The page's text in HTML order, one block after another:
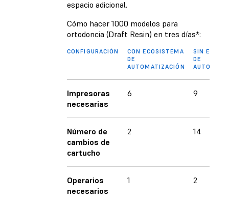
espacio adicional.
Cómo hacer 1000 modelos para
ortodoncia (Draft Resin) en tres días*:
CONFIGURACIÓN
CON ECOSISTEMA
DE
AUTOMATIZACIÓN
SIN
DE
Impresoras
necesarias
6 9
Número de
cambios de
cartucho
2 14
Operarios
necesarios
1 2